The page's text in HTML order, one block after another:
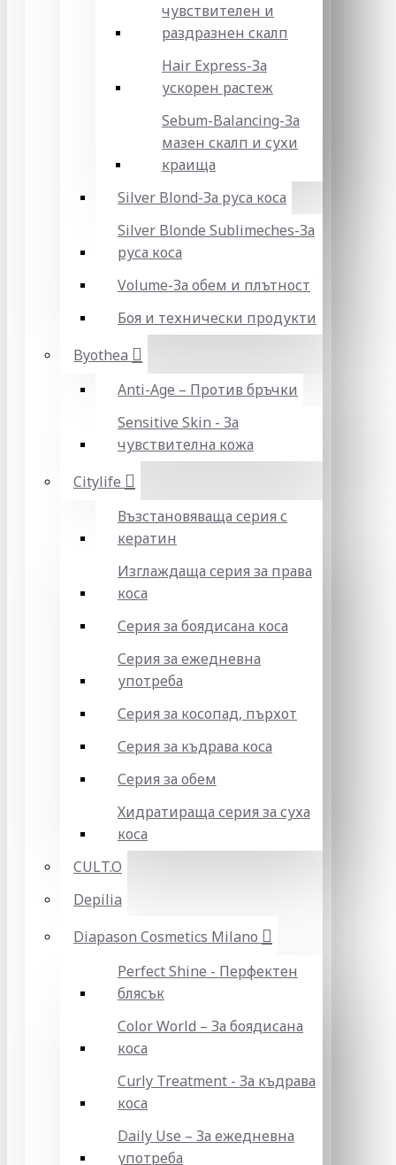
чувствителен и
раздразнен скалп
Hair Express-За
ускорен растеж
Sebum-Balancing-За
мазен скалп и сухи
краища
Silver Blond-За руса коса
Silver Blonde Sublіmeches-За
руса коса
Volume-За обем и плътност
Боя и технически продукти
Byothea
Anti-Age – Против бръчки
Sensitive Skin - За
чувствителна кожа
Citylife
Възстановяваща серия с
кератин
Изглаждаща серия за права
коса
Серия за боядисана коса
Серия за ежедневна
употреба
Серия за косопад, пърхот
Серия за къдрава коса
Серия за обем
Хидратираща серия за суха
коса
CULT.O
Depilia
Diapason Cosmetics Milano
Perfect Shine - Перфектен
блясък
Color World – За боядисана
коса
Curly Treatment - За къдрава
коса
Daily Use – За ежедневна
употреба